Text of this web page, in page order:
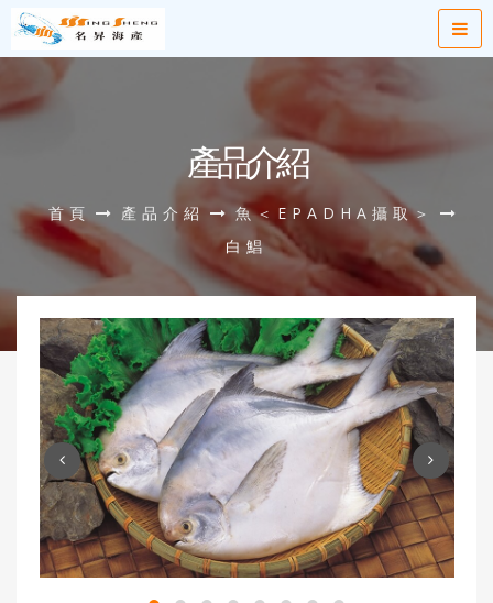
產品介紹
首頁 產品介紹
魚＜EPADHA攝取＞
白鯧